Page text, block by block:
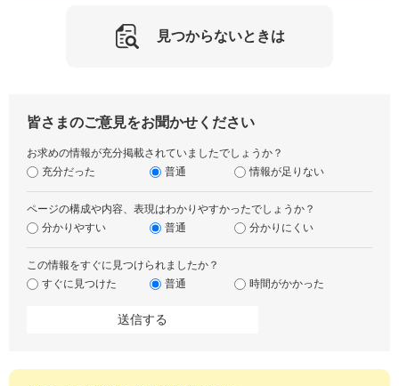
見つからないときは
皆さまのご意見をお聞かせください
お求めの情報が充分掲載されていましたでしょうか？
充分だった
普通 情報が足りない
ページの構成や内容、表現はわかりやすかったでしょうか？
分かりやすい
普通 分かりにくい
この情報をすぐに見つけられましたか？
すぐに見つけた
普通 時間がかかった